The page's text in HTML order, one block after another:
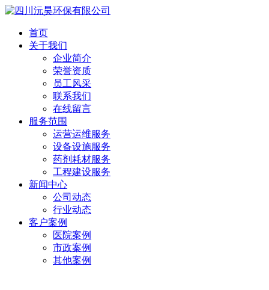
首页
关于我们
企业简介
荣誉资质
员工风采
联系我们
在线留言
服务范围
运营运维服务
设备设施服务
药剂耗材服务
工程建设服务
新闻中心
公司动态
行业动态
客户案例
医院案例
市政案例
其他案例